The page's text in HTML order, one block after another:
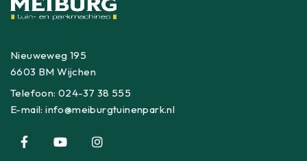
Nieuweweg 195
6603 BM Wijchen
Telefoon:024-37 38 555
E-mail:info@meiburgtuinenpark.nl